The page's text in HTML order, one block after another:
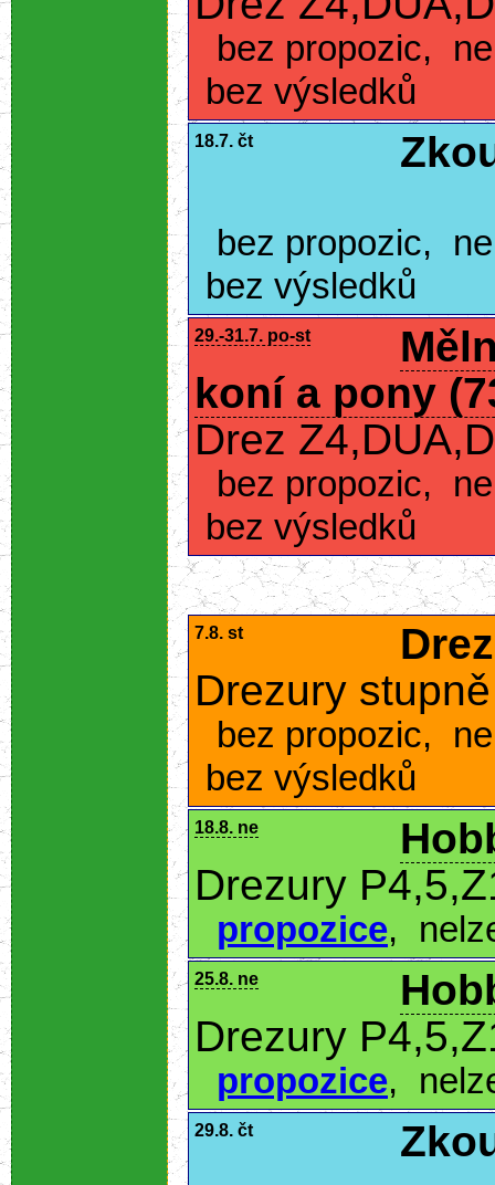
bez propozic,
bez výsledků
18.7. čt
bez propozic,
bez výsledků
29.-31.7. po-st
koní a pony
Drez
bez propozic,
bez výsledků
7.8. st
Drezury
bez propozic,
bez výsledků
18.8. ne
Drezury
propozice,
25.8. ne
Drezury
propozice,
29.8. čt